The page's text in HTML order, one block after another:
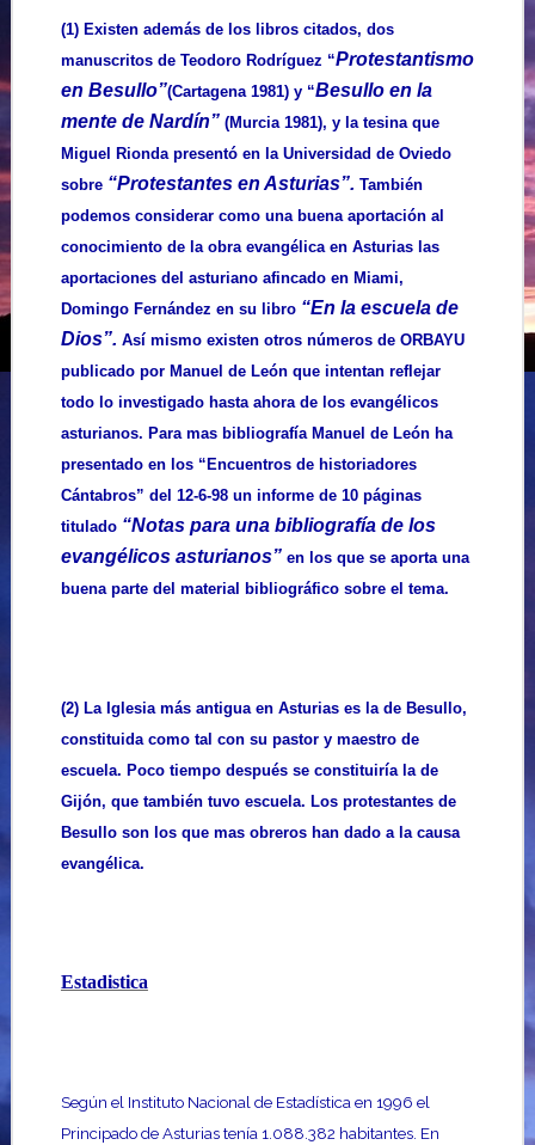
(1) Existen además de los libros citados, dos
manuscritos de Teodoro Rodríguez “Protestantismo
en Besullo”(Cartagena 1981) y “Besullo en la
mente de Nardín”(Murcia 1981), y la tesina que
Miguel Rionda presentó en la Universidad de Oviedo
sobre “Protestantes en Asturias”. También
podemos considerar como una buena aportación al
conocimiento de la obra evangélica en Asturias las
aportaciones del asturiano afincado en Miami,
Domingo Fernández en su libro “En la escuela de
Dios”. Así mismo existen otros números de ORBAYU
publicado por Manuel de León que intentan reflejar
todo lo investigado hasta ahora de los evangélicos
asturianos. Para mas bibliografía Manuel de León ha
presentado en los “Encuentros de historiadores
Cántabros” del 12-6-98 un informe de 10 páginas
titulado “Notas para una bibliografía de los
evangélicos asturianos”en los que se aporta una
buena parte del material bibliográfico sobre el tema.
(2) La Iglesia más antigua en Asturias es la de Besullo,
constituida como tal con su pastor y maestro de
escuela. Poco tiempo después se constituiría la de
Gijón, que también tuvo escuela. Los protestantes de
Besullo son los que mas obreros han dado a la causa
evangélica.
Estadistica
Según el Instituto Nacional de Estadística en 1996 el
Principado de Asturias tenía 1.088.382 habitantes. En